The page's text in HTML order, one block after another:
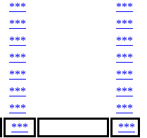
***
***
***
***
***
***
***
***
***
***
***
***
***
***
*** ***